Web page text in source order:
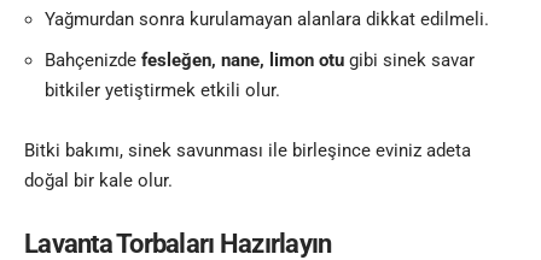
Yağmurdan sonra kurulamayan alanlara dikkat edilmeli.
Bahçenizde fesleğen, nane, limon otu gibi sinek savar
bitkiler yetiştirmek etkili olur.
Bitki bakımı, sinek savunması ile birleşince eviniz adeta
doğal bir kale olur.
Lavanta Torbaları Hazırlayın